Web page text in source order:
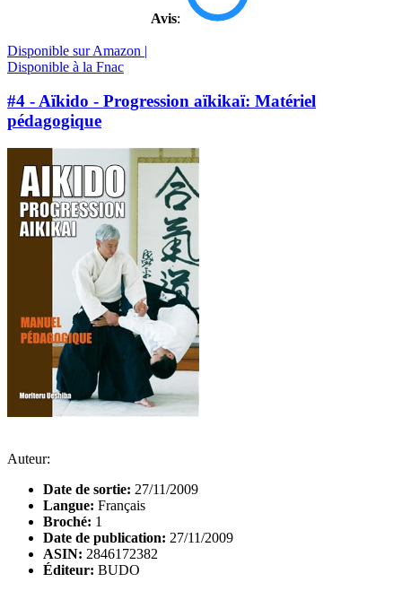
Avis:
Disponible sur Amazon |
Disponible à la Fnac
#4 - Aïkido - Progression aïkikaï: Matériel
pédagogique
Auteur:
Date de sortie: 27/11/2009
Langue: Français
Broché: 1
Date de publication: 27/11/2009
ASIN: 2846172382
Éditeur: BUDO